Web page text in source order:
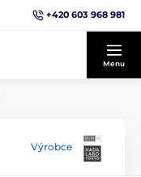
+420 603 968 981
Menu
Výrobce